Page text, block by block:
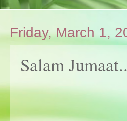
Friday, March 1,
Salam